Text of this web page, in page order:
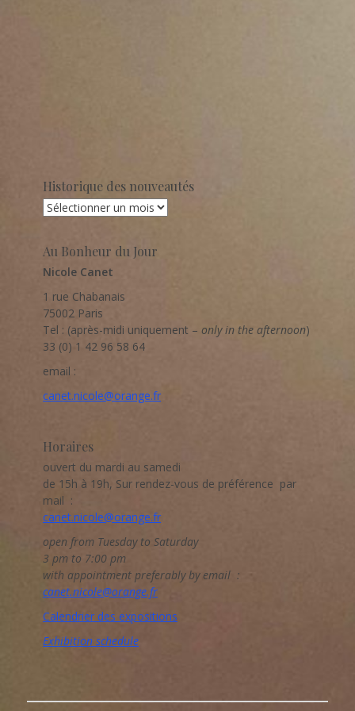
Historique des nouveautés
Historique
Au Bonheur du Jour
Nicole Canet
1 rue Chabanais
75002 Paris
Tel : (après-midi uniquement – only in the afternoon)
33 (0) 1 42 96 58 64
email :
canet.nicole@orange.fr
Horaires
ouvert du mardi au samedi
de 15h à 19h, Sur rendez-vous de préférence par
mail :
canet.nicole@orange.fr
open from Tuesday to Saturday
3 pm to 7:00 pm
with appointment preferably by email :
canet.nicole@orange.fr
Calendrier des expositions
Exhibition schedule